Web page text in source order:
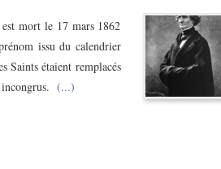
mort le 17 mars 1862
issu du calendrier
Saints étaient remplacés
(...)